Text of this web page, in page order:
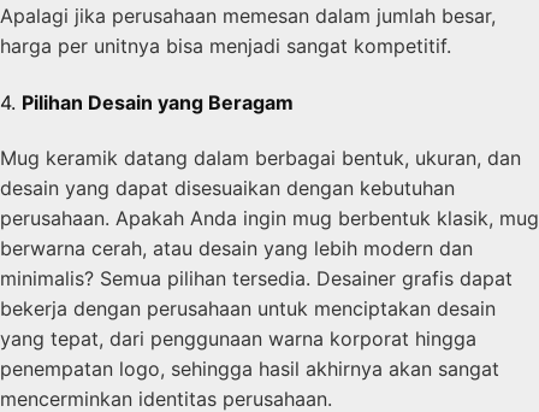
Apalagi jika perusahaan memesan dalam jumlah besar,
harga per unitnya bisa menjadi sangat kompetitif.
4. Pilihan Desain yang Beragam
Mug keramik datang dalam berbagai bentuk, ukuran, dan
desain yang dapat disesuaikan dengan kebutuhan
perusahaan. Apakah Anda ingin mug berbentuk klasik, mug
berwarna cerah, atau desain yang lebih modern dan
minimalis? Semua pilihan tersedia. Desainer grafis dapat
bekerja dengan perusahaan untuk menciptakan desain
yang tepat, dari penggunaan warna korporat hingga
penempatan logo, sehingga hasil akhirnya akan sangat
mencerminkan identitas perusahaan.